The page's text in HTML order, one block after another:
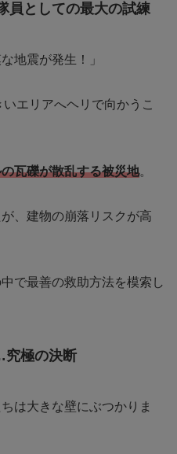
員としての最大の試練
地震が発生！」
エリアへヘリで向かうこ
瓦礫が散乱する被災地。
、建物の崩落リスクが高
で最善の救助方法を模索し
極の決断
は大きな壁にぶつかりま